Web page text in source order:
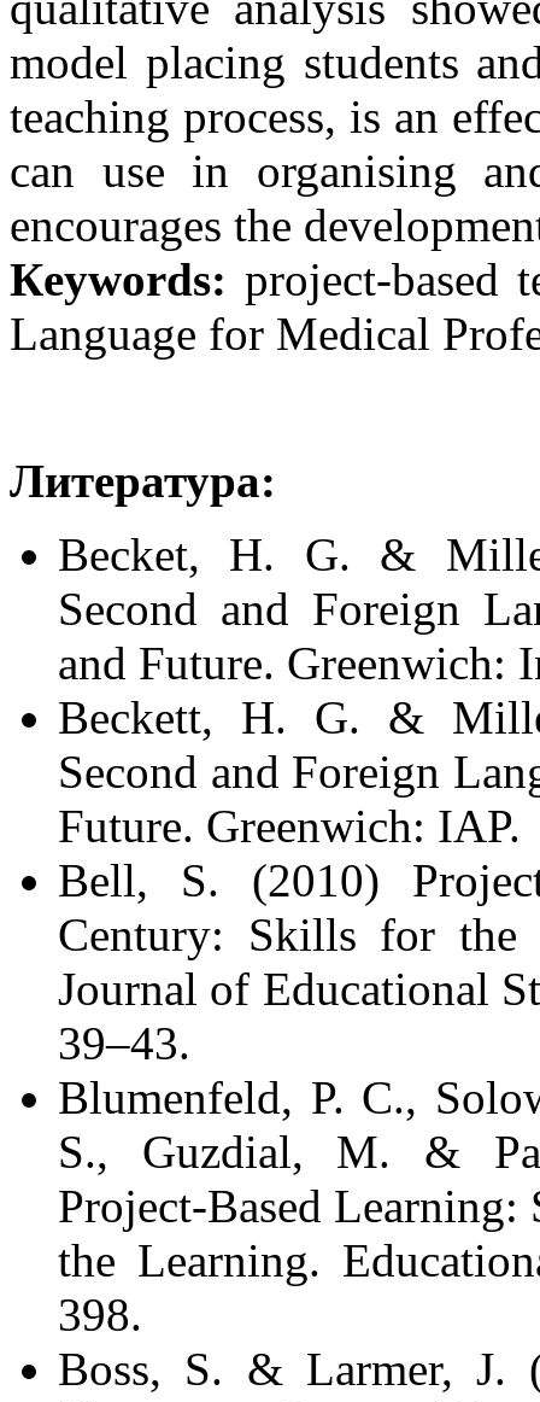
model placing students
teaching process, is an
can use in organising
encourages the
Кeywords: project-based
Language for Medical
Литература:
Becket, H. G. &
Second and Foreign
and Future. Greenwich:
Beckett, H. G. &
Second and Foreign
Future. Greenwich: IAP.
Bell, S. (2010)
Century: Skills for the
Journal of Educational
39‒43.
Blumenfeld, P. C.,
S., Guzdial, M. &
Project-Based
the Learning.
398.
Boss, S. & Larmer, J.